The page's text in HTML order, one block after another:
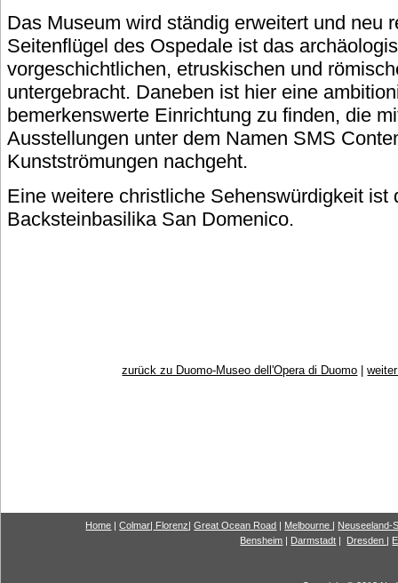
Das Museum wird ständig erweitert und neu
Seitenflügel des Ospedale ist das
vorgeschichtlichen, etruskischen und
untergebracht. Daneben ist hier eine
bemerkenswerte Einrichtung zu finden, die
Ausstellungen unter dem Namen SMS
Kunstströmungen nachgeht.
Eine weitere christliche Sehenswürdigkeit ist
Backsteinbasilika San Domenico.
zurück zu Duomo-Museo dell'Opera di Duomo |
Home |Colmar| Florenz|Great Ocean Road | Melbourne | Neuseeland-
Bensheim | Darmstadt | Dresden |